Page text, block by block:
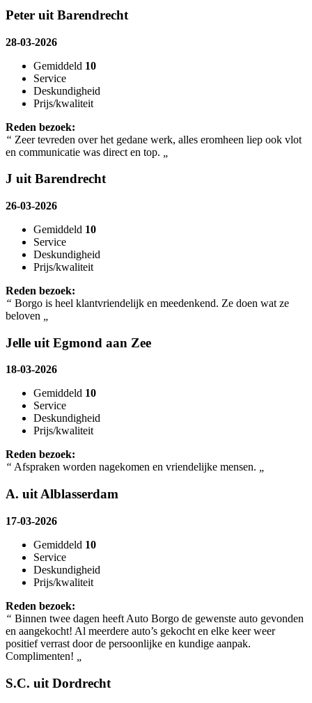
Peter uit Barendrecht
28-03-2026
Gemiddeld 10
Service
Deskundigheid
Prijs/kwaliteit
Reden bezoek:
“ Zeer tevreden over het gedane werk, alles eromheen liep ook vlot
en communicatie was direct en top.
J uit Barendrecht
26-03-2026
Gemiddeld 10
Service
Deskundigheid
Prijs/kwaliteit
Reden bezoek:
“ Borgo is heel klantvriendelijk en meedenkend. Ze doen wat ze
beloven
Jelle uit Egmond aan Zee
18-03-2026
Gemiddeld 10
Service
Deskundigheid
Prijs/kwaliteit
Reden bezoek:
“ Afspraken worden nagekomen en vriendelijke mensen.
A. uit Alblasserdam
17-03-2026
Gemiddeld 10
Service
Deskundigheid
Prijs/kwaliteit
Reden bezoek:
“ Binnen twee dagen heeft Auto Borgo de gewenste auto gevonden
en aangekocht! Al meerdere auto’s gekocht en elke keer weer
positief verrast door de persoonlijke en kundige aanpak.
Complimenten!
S.C. uit Dordrecht